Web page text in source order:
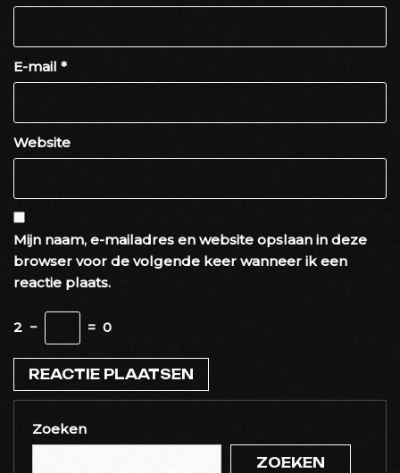
E-mail *
Website
Mijn naam, e-mailadres en website opslaan in deze
browser voor de volgende keer wanneer ik een
reactie plaats.
2 − = 0
Zoeken
ZOEKEN